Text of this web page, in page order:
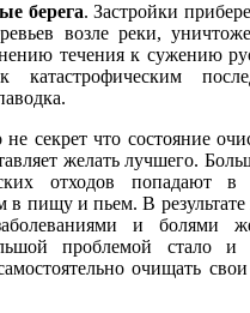
берега. Застройки
возле реки,
течения к сужению
катастрофическим
не секрет что состояние
желать лучшего.
отходов попадают
в пищу и пьем. В результате
и болями
проблемой стало
очищать